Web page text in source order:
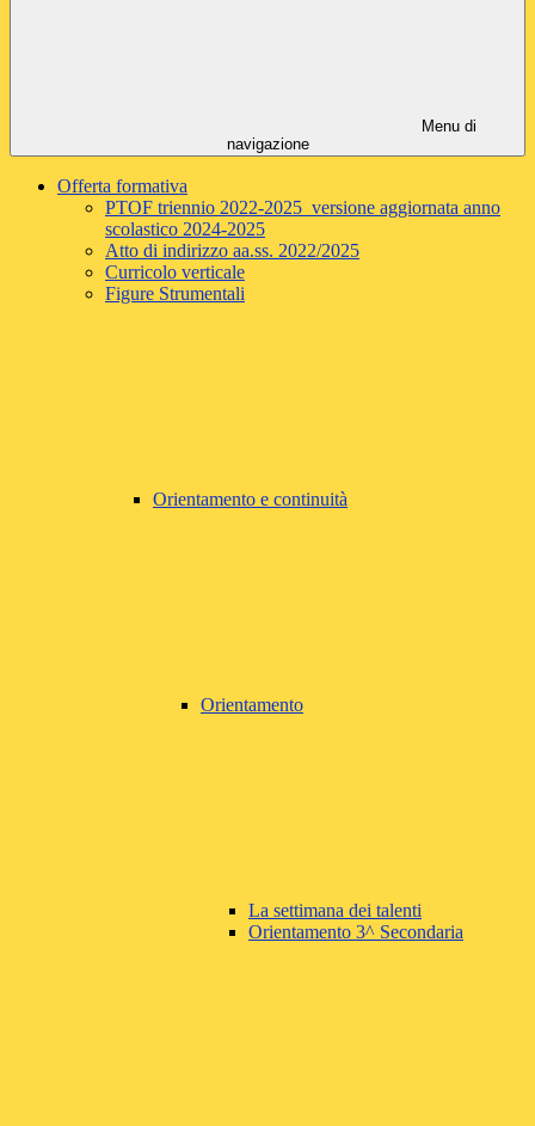
Menu di
navigazione
Offerta formativa
PTOF triennio 2022-2025 versione aggiornata anno
scolastico 2024-2025
Atto di indirizzo aa.ss. 2022/2025
Curricolo verticale
Figure Strumentali
Orientamento e continuità
Orientamento
La settimana dei talenti
Orientamento 3^ Secondaria